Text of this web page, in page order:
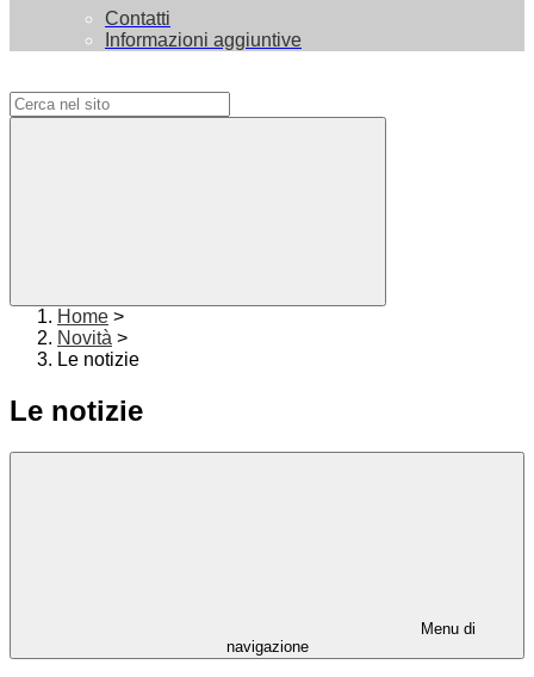
Contatti
Informazioni aggiuntive
Home >
Novità >
Le notizie
Le notizie
Menu di
navigazione